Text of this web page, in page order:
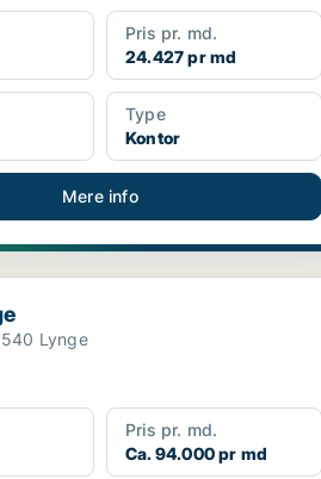
Pris pr. md.
24.427 pr md
Type
Kontor
Mere info
Lynge
Pris pr. md.
Ca. 94.000 pr md